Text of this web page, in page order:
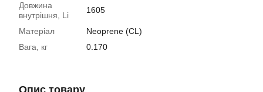
Довжина
внутрішня, Li
1605
Матеріал
Neoprene (CL)
Вага, кг
0.170